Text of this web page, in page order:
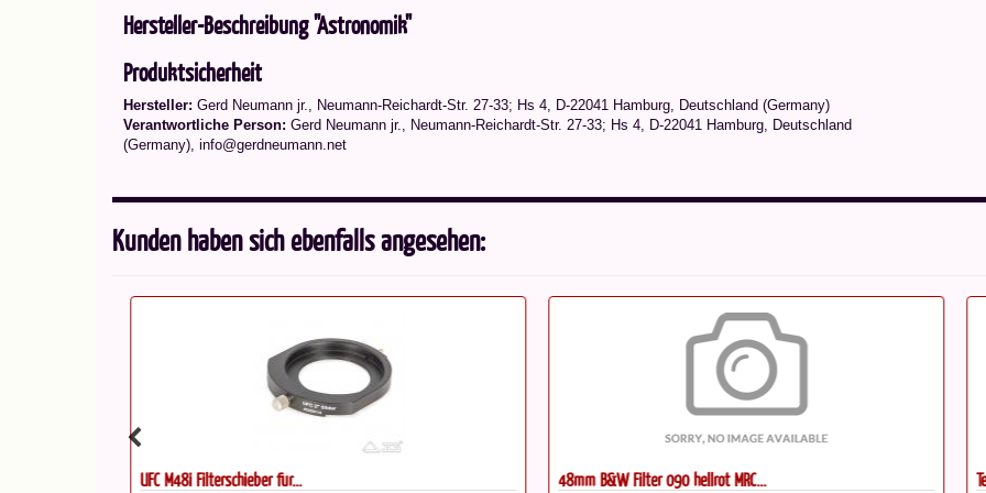
Hersteller-Beschreibung "Astronomik"
Produktsicherheit
Hersteller: Gerd Neumann jr., Neumann-Reichardt-Str. 27-33; Hs 4, D-22041 Hamburg, Deutschland (Germany)
Verantwortliche Person: Gerd Neumann jr., Neumann-Reichardt-Str. 27-33; Hs 4, D-22041 Hamburg, Deutschland
(Germany), info@gerdneumann.net
Kunden haben sich ebenfalls angesehen:
UFC M48i Filterschieber für... 48mm B&W Filter 090 hellrot MRC...